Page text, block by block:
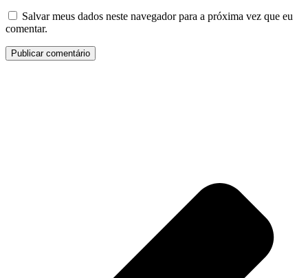
Salvar meus dados neste navegador para a próxima vez que eu
comentar.